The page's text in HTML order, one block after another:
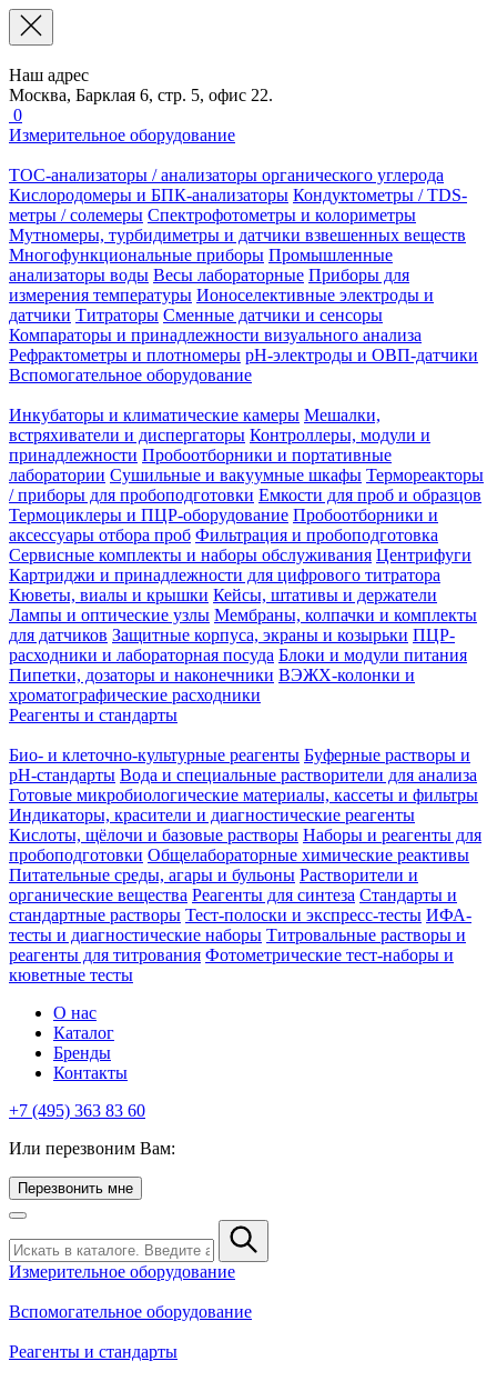
Наш адрес
Москва, Барклая 6, стр. 5, офис 22.
0
Измерительное оборудование
TOC-анализаторы / анализаторы органического углерода
Кислородомеры и БПК-анализаторы Кондуктометры / TDS-
метры / солемеры Спектрофотометры и колориметры
Мутномеры, турбидиметры и датчики взвешенных веществ
Многофункциональные приборы Промышленные
анализаторы воды Весы лабораторные Приборы для
измерения температуры Ионоселективные электроды и
датчики Титраторы Сменные датчики и сенсоры
Компараторы и принадлежности визуального анализа
Рефрактометры и плотномеры pH-электроды и ОВП-датчики
Вспомогательное оборудование
Инкубаторы и климатические камеры Мешалки,
встряхиватели и диспергаторы Контроллеры, модули и
принадлежности Пробоотборники и портативные
лаборатории Сушильные и вакуумные шкафы Термореакторы
/ приборы для пробоподготовки Емкости для проб и образцов
Термоциклеры и ПЦР-оборудование Пробоотборники и
аксессуары отбора проб Фильтрация и пробоподготовка
Сервисные комплекты и наборы обслуживания Центрифуги
Картриджи и принадлежности для цифрового титратора
Кюветы, виалы и крышки Кейсы, штативы и держатели
Лампы и оптические узлы Мембраны, колпачки и комплекты
для датчиков Защитные корпуса, экраны и козырьки ПЦР-
расходники и лабораторная посуда Блоки и модули питания
Пипетки, дозаторы и наконечники ВЭЖХ-колонки и
хроматографические расходники
Реагенты и стандарты
Био- и клеточно-культурные реагенты Буферные растворы и
pH-стандарты Вода и специальные растворители для анализа
Готовые микробиологические материалы, кассеты и фильтры
Индикаторы, красители и диагностические реагенты
Кислоты, щёлочи и базовые растворы Наборы и реагенты для
пробоподготовки Общелабораторные химические реактивы
Питательные среды, агары и бульоны Растворители и
органические вещества Реагенты для синтеза Стандарты и
стандартные растворы Тест-полоски и экспресс-тесты ИФА-
тесты и диагностические наборы Титровальные растворы и
реагенты для титрования Фотометрические тест-наборы и
кюветные тесты
О нас
Каталог
Бренды
Контакты
+7 (495) 363 83 60
Или перезвоним Вам:
Перезвонить мне
Измерительное оборудование
Вспомогательное оборудование
Реагенты и стандарты